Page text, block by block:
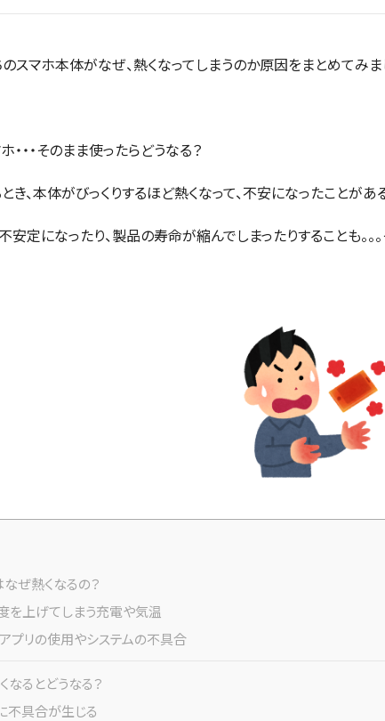
スマホ本体がなぜ、熱くなってしまうのか原因をまとめてみま
・・・そのまま使ったらどうなる？
き、本体がびっくりするほど熱くなって、不安になったことが
定になったり、製品の寿命が縮んでしまったりすることも。。
なぜ熱くなるの？
を上げてしまう充電や気温
プリの使用やシステムの不具合
なるとどうなる？
不具合が生じる